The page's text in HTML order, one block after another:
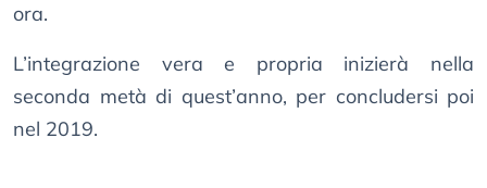
ora.
L’integrazione vera e propria inizierà nella
seconda metà di quest’anno, per concludersi poi
nel 2019.